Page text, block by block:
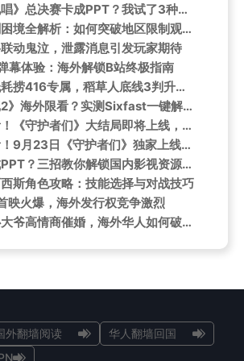
海外看《新说唱》总决赛卡成PPT？我试了3种方法，最后这个真香了
海外华人追剧困境全解析：如何突破地区限制观看《水龙吟》等热门剧集
动鬼泣，泄露消息引发玩家期待
幕体验：海外解锁B站终极指南
少女前线：低耗捞416专属，稻草人底线3判升变4技巧详解
《罗小黑战记2》海外限看？实测Sixfast一键解锁国漫神作！
海外华人必看！《守护者们》大结局即将上线，手把手教你解锁地区限制追剧秘籍
海外华人必看！9月23日《守护者们》独家上线咪咕视频，教你如何突破地区限制畅快追剧
海外追剧卡成PPT？三招教你解锁国内影视资源限制
斯角色攻略：技能选择与对战技巧
映火爆，海外发行权竞争激烈
于谦变身知心大爷高情商催婚，海外华人如何破解地区限制追剧？
外翻墙阅读
华人翻墙回国